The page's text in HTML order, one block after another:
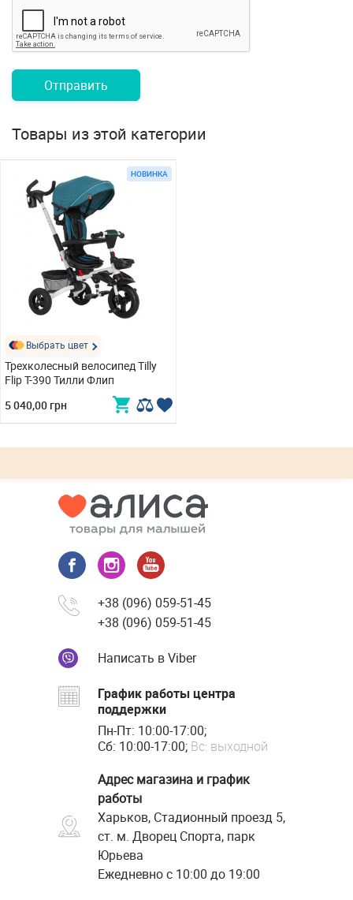
Отправить
Товары из этой категории
НОВИНКА
Выбрать цвет
Трехколесный велосипед Tilly
Flip T-390 Тилли Флип
5 040,00 грн
+38 (096) 059-51-45
+38 (096) 059-51-45
Написать в Viber
График работы центра
поддержки
Пн-Пт: 10:00-17:00;
Сб: 10:00-17:00; Вс: выходной
Адрес магазина и график
работы
Харьков, Стадионный проезд 5,
ст. м. Дворец Спорта, парк
Юрьева
Ежедневно с 10:00 до 19:00